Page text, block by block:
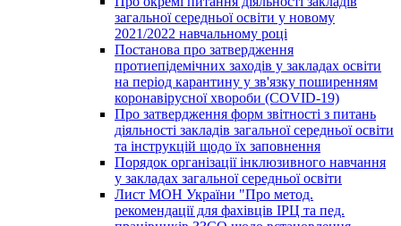
загальної середньої освіти у новому
2021/2022 навчальному році
Постанова про затвердження
протиепідемічних заходів у закладах освіти
на період карантину у зв'язку поширенням
коронавірусної хвороби (COVID-19)
Про затвердження форм звітності з питань
діяльності закладів загальної середньої освіти
та інструкцій щодо їх заповнення
Порядок організації інклюзивного навчання
у закладах загальної середньої освіти
Лист МОН України "Про метод.
рекомендації для фахівців ІРЦ та пед.